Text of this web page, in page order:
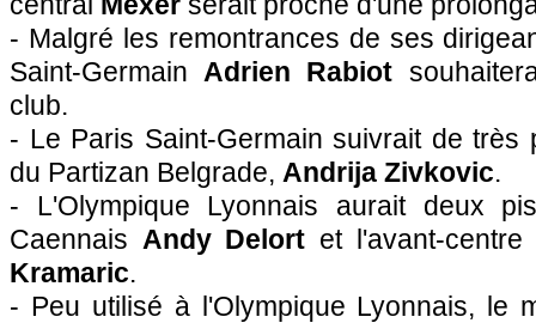
- Malgré les remontrances de ses
Saint-Germain Adrien Rabiot
club.
- Le Paris Saint-Germain suivrait de très
du Partizan Belgrade, Andrija Zivkovic.
- L'Olympique Lyonnais aurait deux
Caennais Andy Delort et l'avant-
Kramaric.
- Peu utilisé à l'Olympique Lyonnais, le